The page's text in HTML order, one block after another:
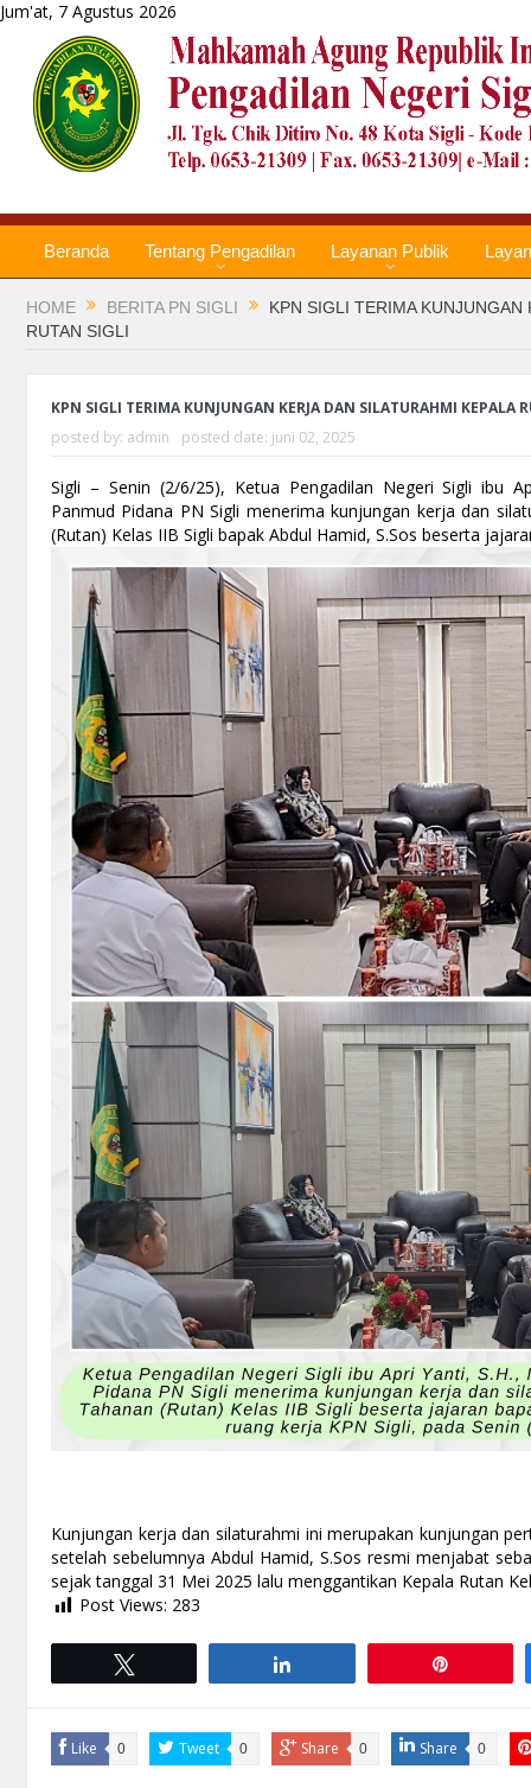
Jum'at, 7 Agustus 2026
Beranda Tentang Pengadilan Layanan Publik
HOME BERITA PN SIGLI
KPN SIGLI TERIMA KUNJUNGAN
RUTAN SIGLI
KPN SIGLI TERIMA KUNJUNGAN KERJA DAN SILATURAHMI KEPALA
posted by: admin posted date: juni 02, 2025
Sigli – Senin (2/6/25), Ketua Pengadilan Negeri Sigli ibu
Panmud Pidana PN Sigli menerima kunjungan kerja dan
(Rutan) Kelas IIB Sigli bapak Abdul Hamid, S.Sos beserta
Kunjungan kerja dan silaturahmi ini merupakan kunjungan
setelah sebelumnya Abdul Hamid, S.Sos resmi menjabat
sejak tanggal 31 Mei 2025 lalu menggantikan Kepala Rutan
Post Views: 283
Like 0 Tweet 0 Share 0 Share 0